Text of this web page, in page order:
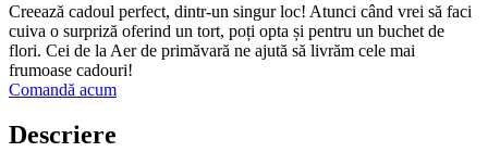
Creează cadoul perfect, dintr-un singur loc! Atunci când vrei să faci
cuiva o surpriză oferind un tort, poți opta și pentru un buchet de
flori. Cei de la Aer de primăvară ne ajută să livrăm cele mai
frumoase cadouri!
Comandă acum
Descriere